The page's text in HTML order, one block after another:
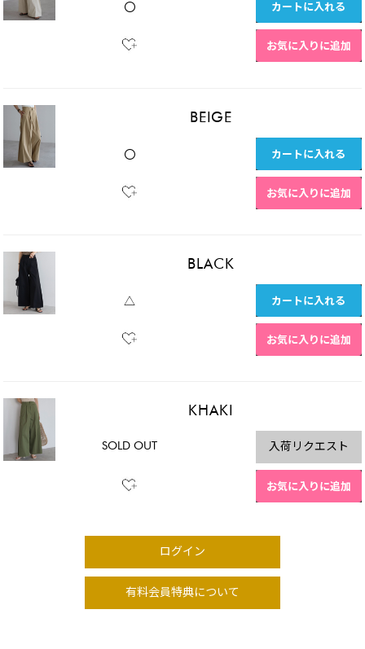
〇 カートに入れる
お気に入りに追加
BEIGE
〇 カートに入れる
お気に入りに追加
BLACK
△ カートに入れる
お気に入りに追加
KHAKI
SOLD OUT 入荷リクエスト
お気に入りに追加
ログイン
有料会員特典について